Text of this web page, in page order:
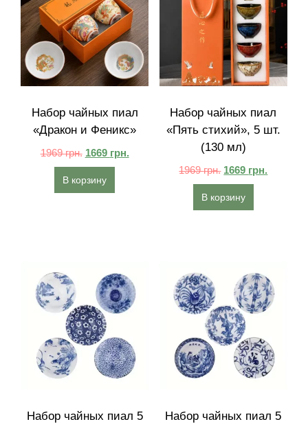
Набор чайных пиал
«Дракон и Феникс»
1969грн. 1669 грн.
В корзину
Набор чайных пиал
«Пять стихий», 5 шт.
(130 мл)
1969грн. 1669 грн.
В корзину
Набор чайных пиал 5
Набор чайных пиал 5